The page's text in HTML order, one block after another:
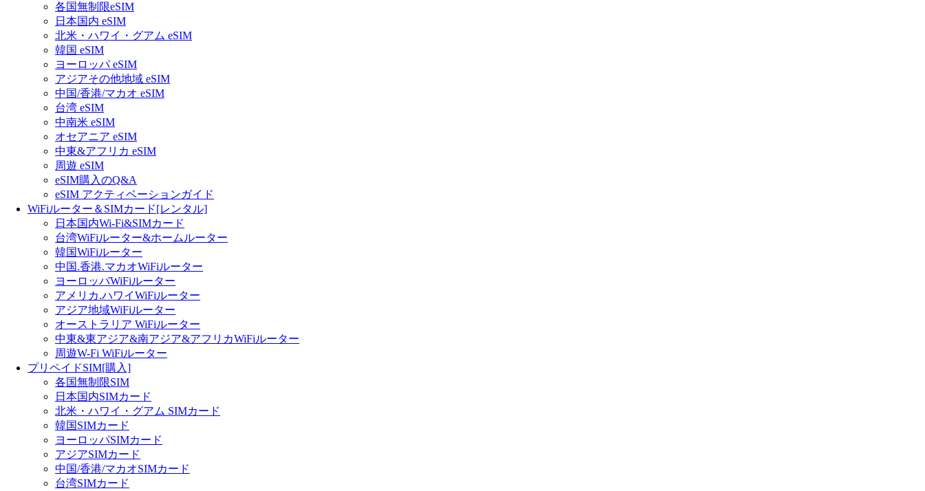
各国無制限eSIM
日本国内 eSIM
北米・ハワイ・グアム eSIM
韓国 eSIM
ヨーロッパ eSIM
アジアその他地域 eSIM
中国/香港/マカオ eSIM
台湾 eSIM
中南米 eSIM
オセアニア eSIM
中東&アフリカ eSIM
周遊 eSIM
eSIM購入のQ&A
eSIM アクティベーションガイド
WiFiルーター＆SIMカード[レンタル]
日本国内Wi-Fi&SIMカード
台湾WiFiルーター&ホームルーター
韓国WiFiルーター
中国.香港.マカオWiFiルーター
ヨーロッバWiFiルーター
アメリカ.ハワイWiFiルーター
アジア地域WiFiルーター
オーストラリア WiFiルーター
中東&東アジア&南アジア&アフリカWiFiルーター
周遊W-Fi WiFiルーター
プリペイドSIM[購入]
各国無制限SIM
日本国内SIMカード
北米・ハワイ・グアム SIMカード
韓国SIMカード
ヨーロッパSIMカード
アジアSIMカード
中国/香港/マカオSIMカード
台湾SIMカード